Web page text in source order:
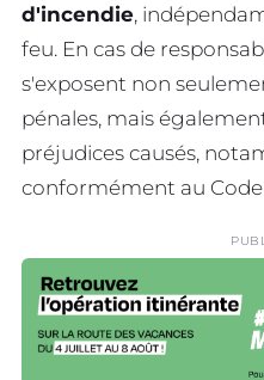
d'incendie,
feu. En cas de
s'exposent non
pénales, mais
préjudices causés,
conformément au